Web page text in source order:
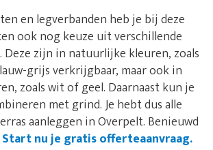
en legverbanden heb je bij deze
ook nog keuze uit verschillende
zijn in natuurlijke kleuren, zoals
grijs verkrijgbaar, maar ook in
zoals wit of geel. Daarnaast kun je
met grind. Je hebt dus alle
aanleggen in Overpelt. Benieuwd
Start nu je gratis offerteaanvraag.